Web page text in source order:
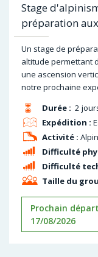
Stage
préparation
Un stage de
altitude permettant
une ascension
notre prochaine
Durée : 2
Difficulté
Expédition :
Difficulté
Activité :
Taille du
Prochain
17/08/2026